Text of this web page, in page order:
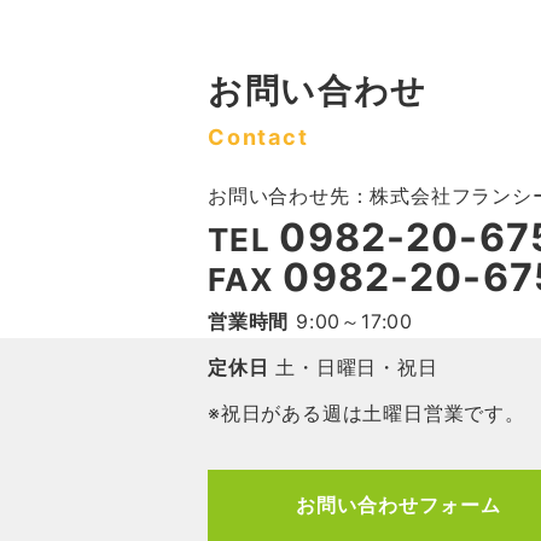
お問い合わせ
Contact
お問い合わせ先：株式会社フラン
TEL 0982-20-
FAX 0982-20-
営業時間 9:00～17:00
定休日 土・日曜日・祝日
※祝日がある週は土曜日営業です。
お問い合わせフォーム